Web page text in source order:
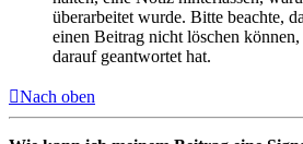
überarbeitet wurde. Bitte beachte,
einen Beitrag nicht löschen
darauf geantwortet hat.
Nach oben